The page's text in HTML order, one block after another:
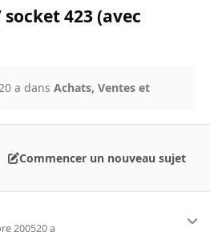
socket 423 (avec
a dansAchats, Ventes et
Commencer un nouveau sujet
200520 a